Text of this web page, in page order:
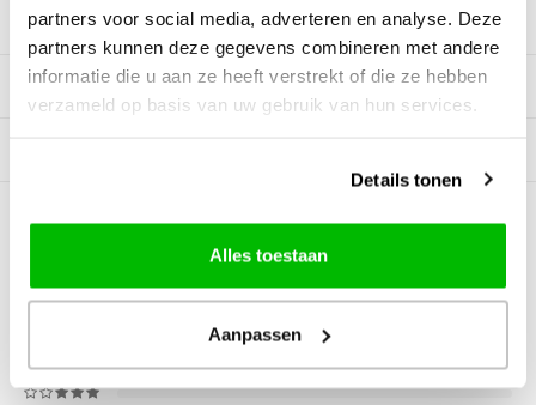
partners voor social media, adverteren en analyse. Deze
partners kunnen deze gegevens combineren met andere
informatie die u aan ze heeft verstrekt of die ze hebben
verzameld op basis van uw gebruik van hun services.
Details tonen
Alles toestaan
Aanpassen
Productomschrijving
Tags
0STERREN OP BASIS VAN0
BEOORDELINGEN
0Reviews